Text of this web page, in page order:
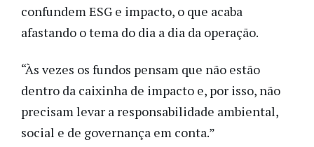
confundem ESG e impacto, o que acaba
afastando o tema do dia a dia da operação.
“Às vezes os fundos pensam que não estão
dentro da caixinha de impacto e, por isso, não
precisam levar a responsabilidade ambiental,
social e de governança em conta.”